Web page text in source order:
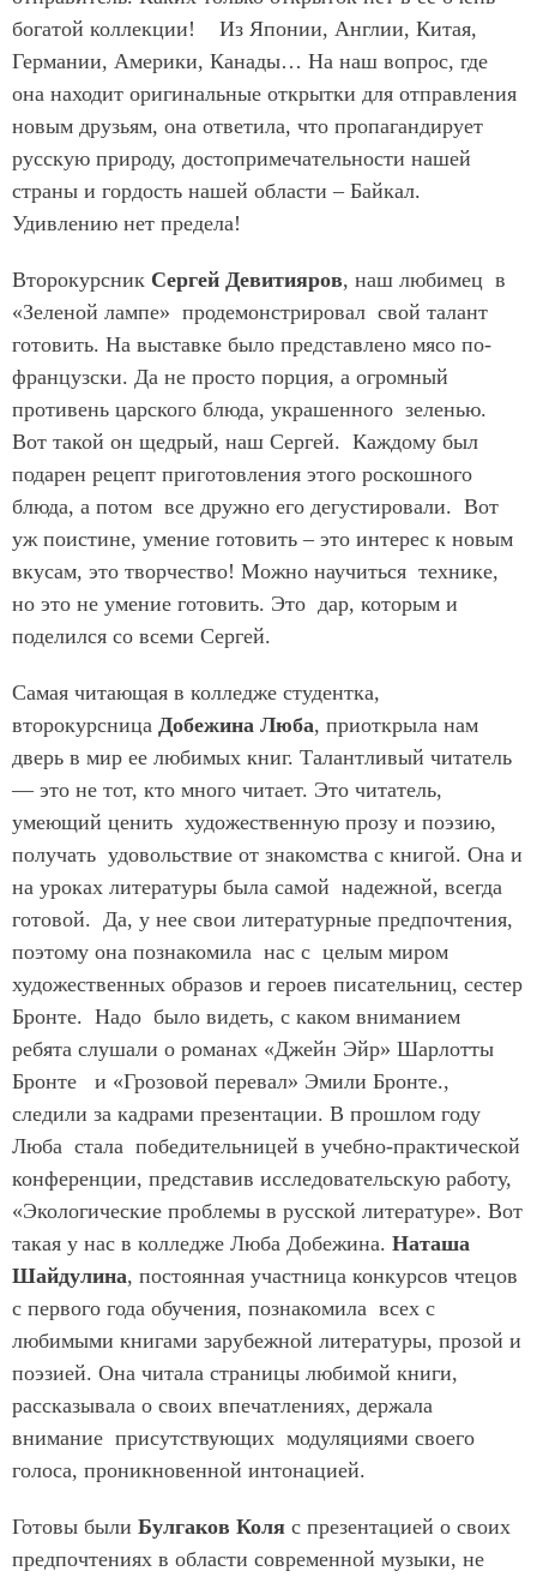
богатой коллекции! Из Японии, Англии, Китая,
Германии, Америки, Канады… На наш вопрос, где
она находит оригинальные открытки для отправления
новым друзьям, она ответила, что пропагандирует
русскую природу, достопримечательности нашей
страны и гордость нашей области – Байкал.
Удивлению нет предела!
Второкурсник Сергей Девитияров, наш любимец в
«Зеленой лампе» продемонстрировал свой талант
готовить. На выставке было представлено мясо по-
французски. Да не просто порция, а огромный
противень царского блюда, украшенного зеленью.
Вот такой он щедрый, наш Сергей. Каждому был
подарен рецепт приготовления этого роскошного
блюда, а потом все дружно его дегустировали. Вот
уж поистине, умение готовить – это интерес к новым
вкусам, это творчество! Можно научиться технике,
но это не умение готовить. Это дар, которым и
поделился со всеми Сергей.
Самая читающая в колледже студентка,
второкурсница Добежина Люба, приоткрыла нам
дверь в мир ее любимых книг. Талантливый читатель
— это не тот, кто много читает. Это читатель,
умеющий ценить художественную прозу и поэзию,
получать удовольствие от знакомства с книгой. Она и
на уроках литературы была самой надежной, всегда
готовой. Да, у нее свои литературные предпочтения,
поэтому она познакомила нас с целым миром
художественных образов и героев писательниц, сестер
Бронте. Надо было видеть, с каком вниманием
ребята слушали о романах «Джейн Эйр» Шарлотты
Бронте и «Грозовой перевал» Эмили Бронте.,
следили за кадрами презентации. В прошлом году
Люба стала победительницей в учебно-практической
конференции, представив исследовательскую работу,
«Экологические проблемы в русской литературе». Вот
такая у нас в колледже Люба Добежина. Наташа
Шайдулина, постоянная участница конкурсов чтецов
с первого года обучения, познакомила всех с
любимыми книгами зарубежной литературы, прозой и
поэзией. Она читала страницы любимой книги,
рассказывала о своих впечатлениях, держала
внимание присутствующих модуляциями своего
голоса, проникновенной интонацией.
Готовы были Булгаков Коля с презентацией о своих
предпочтениях в области современной музыки, не